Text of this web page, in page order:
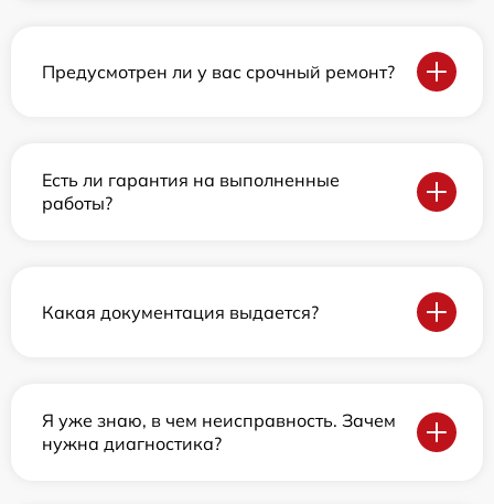
Предусмотрен ли у вас срочный ремонт?
Есть ли гарантия на выполненные
работы?
Какая документация выдается?
Я уже знаю, в чем неисправность. Зачем
нужна диагностика?